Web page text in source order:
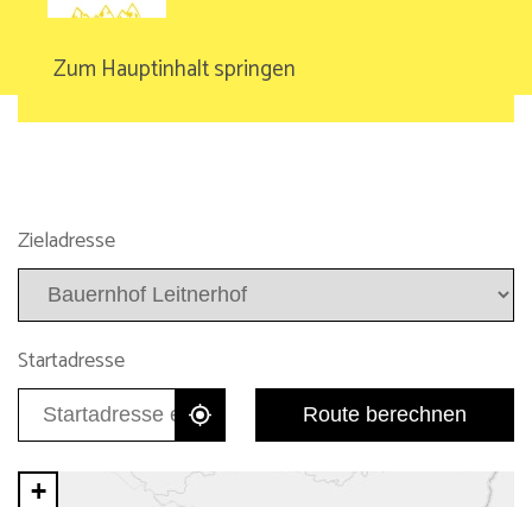
Zum Hauptinhalt springen
Zieladresse
Startadresse
Route berechnen
+